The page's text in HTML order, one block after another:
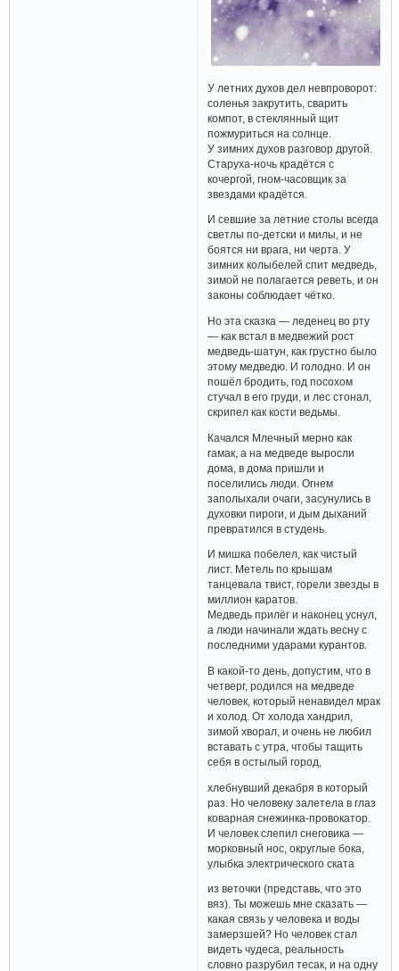
У летних духов дел невпроворот:
соленья закрутить, сварить
компот, в стеклянный щит
пожмуриться на солнце.
У зимних духов разговор другой.
Старуха-ночь крадётся с
кочергой, гном-часовщик за
звездами крадётся.
И севшие за летние столы всегда
светлы по-детски и милы, и не
боятся ни врага, ни черта. У
зимних колыбелей спит медведь,
зимой не полагается реветь, и он
законы соблюдает чётко.
Но эта сказка — леденец во рту
— как встал в медвежий рост
медведь-шатун, как грустно было
этому медведю. И голодно. И он
пошёл бродить, год посохом
стучал в его груди, и лес стонал,
скрипел как кости ведьмы.
Качался Млечный мерно как
гамак, а на медведе выросли
дома, в дома пришли и
поселились люди. Огнем
заполыхали очаги, засунулись в
духовки пироги, и дым дыханий
превратился в студень.
И мишка побелел, как чистый
лист. Метель по крышам
танцевала твист, горели звезды в
миллион каратов.
Медведь прилёг и наконец уснул,
а люди начинали ждать весну с
последними ударами курантов.
В какой-то день, допустим, что в
четверг, родился на медведе
человек, который ненавидел мрак
и холод. От холода хандрил,
зимой хворал, и очень не любил
вставать с утра, чтобы тащить
себя в остылый город,
хлебнувший декабря в который
раз. Но человеку залетела в глаз
коварная снежинка-провокатор.
И человек слепил снеговика —
морковный нос, округлые бока,
улыбка электрического ската
из веточки (представь, что это
вяз). Ты можешь мне сказать —
какая связь у человека и воды
замерзшей? Но человек стал
видеть чудеса, реальность
словно разрубил тесак, и на одну